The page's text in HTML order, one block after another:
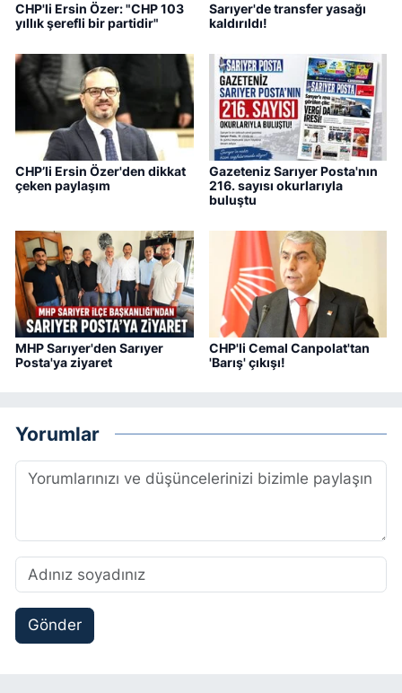
CHP'li Ersin Özer: "CHP 103
yıllık şerefli bir partidir"
Sarıyer'de transfer yasağı
kaldırıldı!
CHP’li Ersin Özer'den dikkat
çeken paylaşım
Gazeteniz Sarıyer Posta'nın
216. sayısı okurlarıyla
buluştu
MHP Sarıyer'den Sarıyer
Posta'ya ziyaret
CHP'li Cemal Canpolat'tan
'Barış' çıkışı!
Yorumlar
Gönder